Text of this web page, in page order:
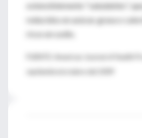
ostensiblemente "saludables",
reducidos en azúcar, grasa o
ricos en sodio.